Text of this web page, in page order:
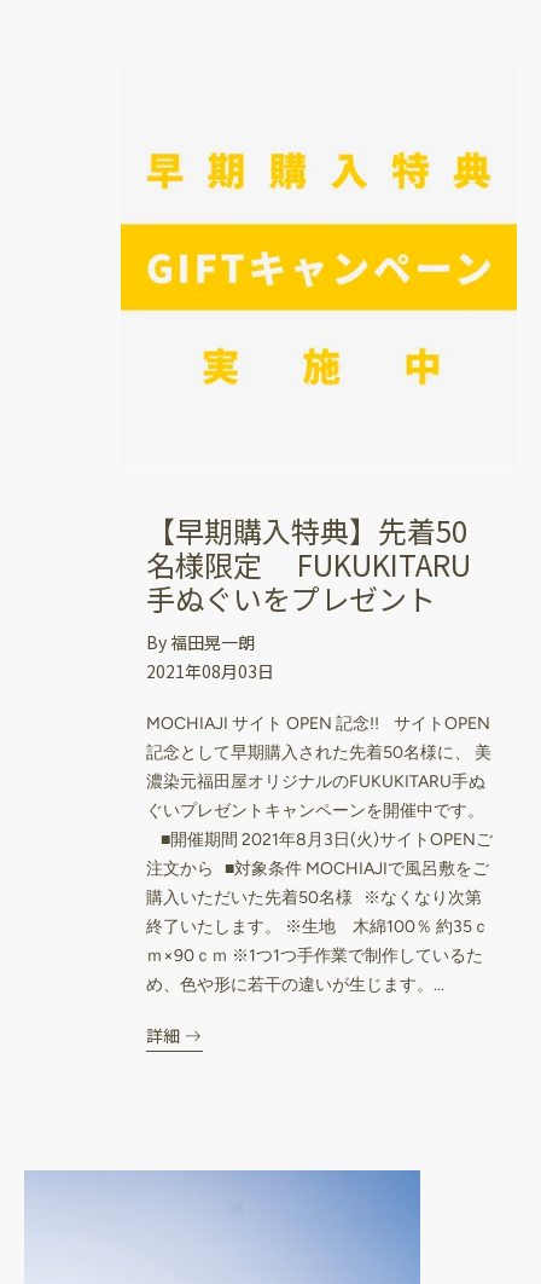
【早期購入特典】先着50
名様限定 FUKUKITARU
手ぬぐいをプレゼント
By 福田晃一朗
2021年08月03日
MOCHIAJI サイト OPEN 記念!! サイトOPEN
記念として早期購入された先着50名様に、 美
濃染元福田屋オリジナルのFUKUKITARU手ぬ
ぐいプレゼントキャンペーンを開催中です。
■開催期間 2021年8月3日(火)サイトOPENご
注文から ■対象条件 MOCHIAJIで風呂敷をご
購入いただいた先着50名様 ※なくなり次第
終了いたします。 ※生地 木綿100％ 約35ｃ
ｍ×90ｃｍ ※1つ1つ手作業で制作しているた
め、色や形に若干の違いが生じます。...
詳細